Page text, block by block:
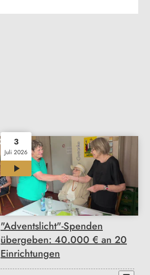
3
Juli 2026
00:33
"Adventslicht"-Spenden
übergeben: 40.000 € an 20
Einrichtungen